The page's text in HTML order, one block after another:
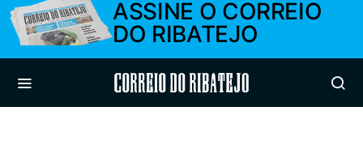
ASSINE O CORREIO
DO RIBATEJO
Correio do Ribatejo